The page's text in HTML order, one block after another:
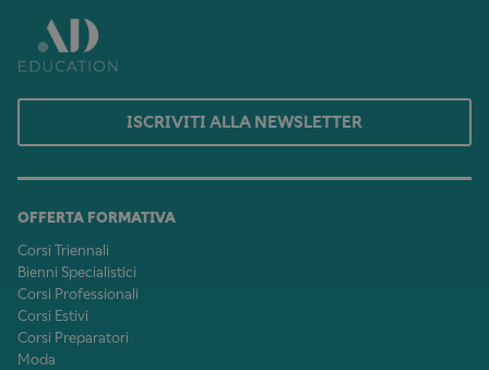
ISCRIVITI ALLA NEWSLETTER
OFFERTA FORMATIVA
Corsi Triennali
Bienni Specialistici
Corsi Professionali
Corsi Estivi
Corsi Preparatori
Moda